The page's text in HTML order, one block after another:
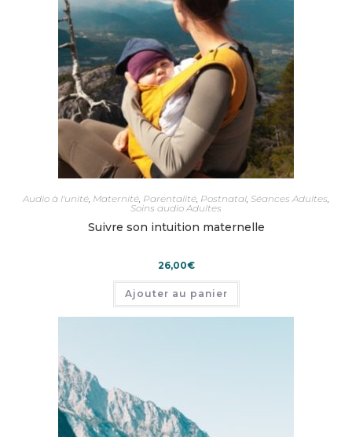
Audio à l'unité Maternité Parentalité Postnatal Séances Adultes
Soins audio Adultes
Suivre son intuition maternelle
26,00€
Ajouter au panier